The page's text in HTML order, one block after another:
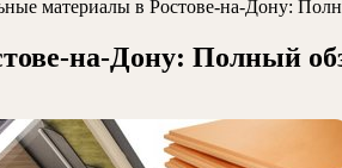
материалы в Ростове-на-Дону:
на-Дону: Полный